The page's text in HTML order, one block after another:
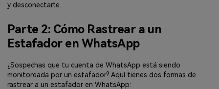
y desconectarte.
Parte 2: Cómo Rastrear a un
Estafador en WhatsApp
¿Sospechas que tu cuenta de WhatsApp está siendo
monitoreada por un estafador? Aquí tienes dos formas de
rastrear a un estafador en WhatsApp: